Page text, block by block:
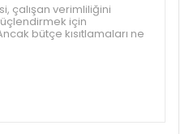
çalışan verimliliğini
için
bütçe kısıtlamaları ne